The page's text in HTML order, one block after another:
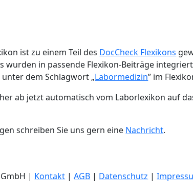
ist zu einem Teil des DocCheck Flexikons
wurden in passende Flexikon-Beiträge
dem Schlagwort „Labormedizin” im
ab jetzt automatisch vom Laborlexikon auf
schreiben Sie uns gern eine Nachricht.
| Kontakt |AGB | Datenschutz |